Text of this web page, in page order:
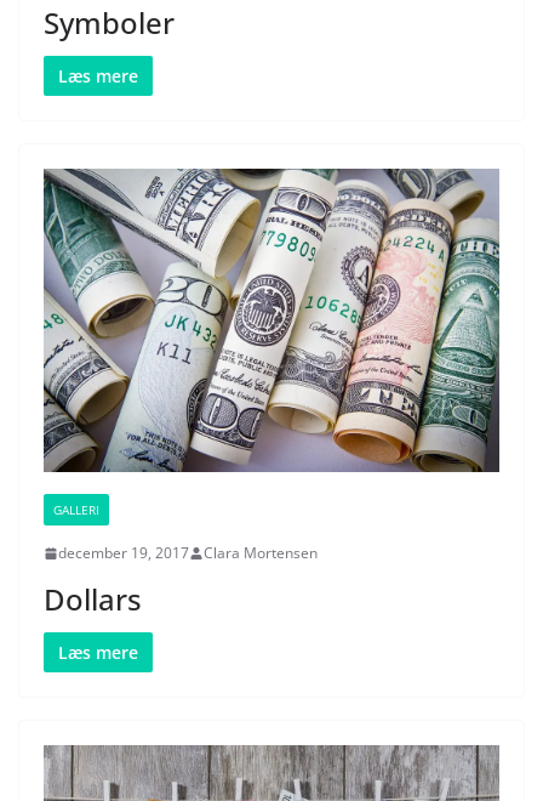
Symboler
Læs mere
GALLERI
december 19, 2017 Clara Mortensen
Dollars
Læs mere